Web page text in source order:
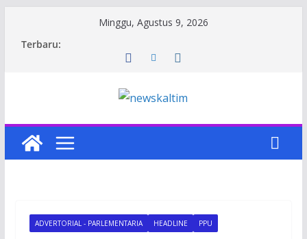
Minggu, Agustus 9, 2026
Terbaru:
ADVERTORIAL - PARLEMENTARIA HEADLINE PPU